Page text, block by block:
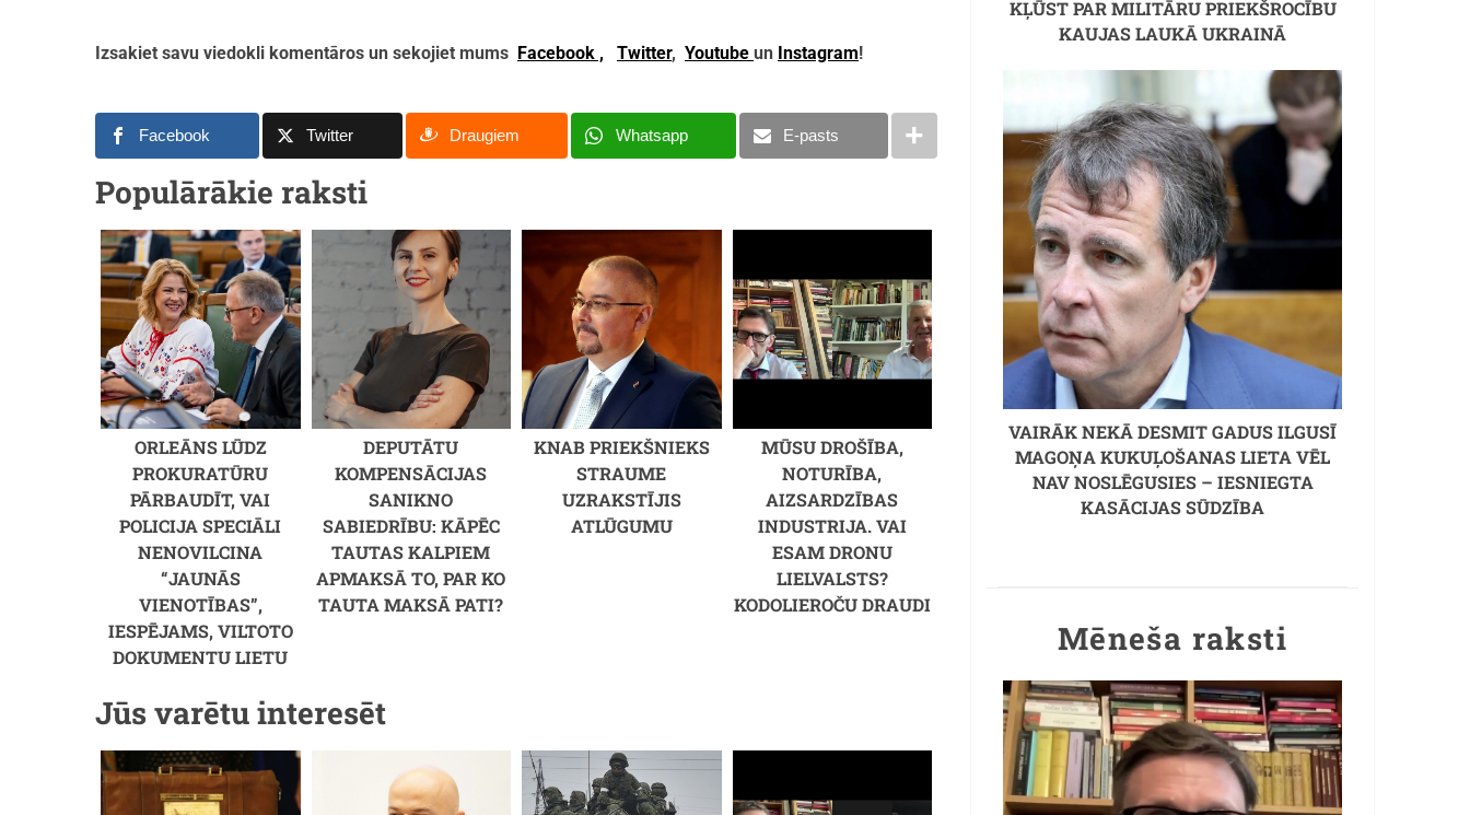
Izsakiet savu viedokli komentāros un sekojiet mums Facebook , Twitter, Youtube un Instagram!
Facebook Twitter Draugiem Whatsapp E-pasts
Populārākie raksti
ORLEĀNS LŪDZ
PROKURATŪRU
PĀRBAUDĪT, VAI
POLICIJA SPECIĀLI
NENOVILCINA
“JAUNĀS
VIENOTĪBAS”,
IESPĒJAMS, VILTOTO
DOKUMENTU LIETU
DEPUTĀTU
KOMPENSĀCIJAS
SANIKNO
SABIEDRĪBU: KĀPĒC
TAUTAS KALPIEM
APMAKSĀ TO, PAR KO
TAUTA MAKSĀ PATI?
KNAB PRIEKŠNIEKS
STRAUME
UZRAKSTĪJIS
ATLŪGUMU
MŪSU DROŠĪBA,
NOTURĪBA,
AIZSARDZĪBAS
INDUSTRIJA. VAI
ESAM DRONU
LIELVALSTS?
KODOLIEROČU DRAUDI
Jūs varētu interesēt
KĻŪST PAR MILITĀRU PRIEKŠROCĪBU
KAUJAS LAUKĀ UKRAINĀ
VAIRĀK NEKĀ DESMIT GADUS ILGUSĪ
MAGOŅA KUKUĻOŠANAS LIETA VĒL
NAV NOSLĒGUSIES – IESNIEGTA
KASĀCIJAS SŪDZĪBA
Mēneša raksti